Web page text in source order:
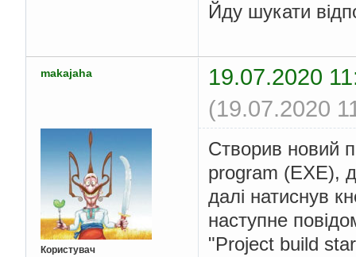
Йду шукати
makajaha
19.07.2020
(19.07.2020
Користувач
Створив новий
program (EXE),
далі натиснув
наступне
"Project build